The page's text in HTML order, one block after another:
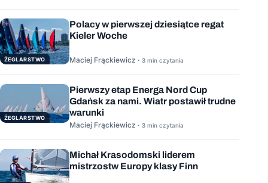
ŻEGLARSTWO
Polacy w pierwszej dziesiątce regat
Kieler Woche
Maciej Frąckiewicz · 3 min czytania
ŻEGLARSTWO
Pierwszy etap Energa Nord Cup
Gdańsk za nami. Wiatr postawił trudne
warunki
Maciej Frąckiewicz · 3 min czytania
Michał Krasodomski liderem
mistrzostw Europy klasy Finn